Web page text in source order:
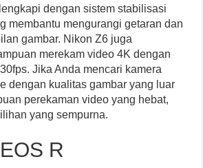
dengan sistem stabilisasi
membantu mengurangi getaran dan
gambar. Nikon Z6 juga
merekam video 4K dengan
Jika Anda mencari kamera
dengan kualitas gambar yang luar
perekaman video yang hebat,
yang sempurna.
R